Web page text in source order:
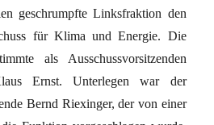
geschrumpfte Linksfraktion den
für Klima und Energie. Die
als Ausschussvorsitzenden
Ernst. Unterlegen war der
Bernd Riexinger, der von einer